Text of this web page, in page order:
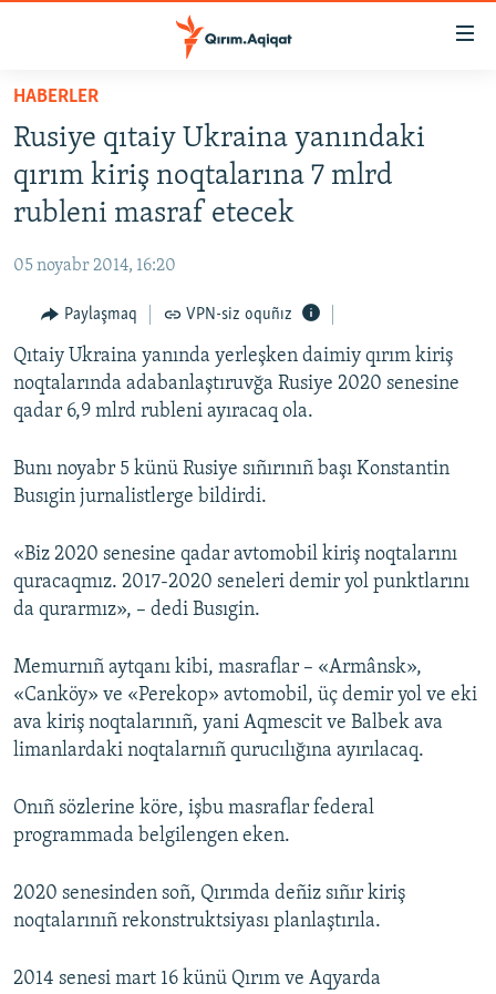
Esas
qaytmaq
Baş
navigatsiyağa
qaytmaq
Qıdıruvğa
qaytmaq
SİYASET
İQTİSADİYAT
MEDENİYET
İNSAN AQLARI
VİDEO
SÜRET
FİKİR
Українською
RFE/RS bütün saytları
HABERLER
Rusiye qıtaiy Ukraina yanındaki
qırım kiriş noqtalarına 7 mlrd
rubleni masraf etecek
05 noyabr 2014, 16:20
Paylaşmaq VPN-siz oquñız
Qıtaiy Ukraina yanında yerleşken daimiy qırım kiriş
noqtalarında adabanlaştıruvğa Rusiye 2020 senesine
qadar 6,9 mlrd rubleni ayıracaq ola.
Bunı noyabr 5 künü Rusiye sıñırınıñ başı Konstantin
Busıgin jurnalistlerge bildirdi.
«Biz 2020 senesine qadar avtomobil kiriş noqtalarını
quracaqmız. 2017-2020 seneleri demir yol punktlarını
da qurarmız», – dedi Busıgin.
Memurnıñ aytqanı kibi, masraflar – «Armânsk»,
«Canköy» ve «Perekop» avtomobil, üç demir yol ve eki
ava kiriş noqtalarınıñ, yani Aqmescit ve Balbek ava
limanlardaki noqtalarnıñ qurucılığına ayırılacaq.
Onıñ sözlerine köre, işbu masraflar federal
programmada belgilengen eken.
2020 senesinden soñ, Qırımda deñiz sıñır kiriş
noqtalarınıñ rekonstruktsiyası planlaştırıla.
2014 senesi mart 16 künü Qırım ve Aqyarda